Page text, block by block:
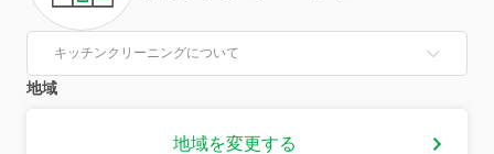
キッチンクリーニングについて
地域
地域を変更する